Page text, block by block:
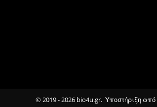
© 2019 - 2026 bio4u.gr. Υποστήριξη από